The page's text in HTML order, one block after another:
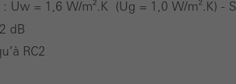
: Uw = 1,6 W/m².K (Ug = 1,0 W/m².K) -
dB
RC2